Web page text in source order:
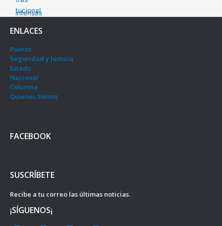
ENLACES
Puerto
Seguridad y Justicia
Estado
Nacional
Columna
Quienes Somos
FACEBOOK
SUSCRÍBETE
Recibe a tu correo las últimas noticias.
¡SÍGUENOS¡